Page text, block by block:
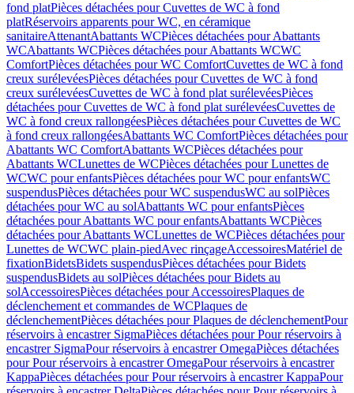
fond platPièces détachées pour Cuvettes de WC à fond
platRéservoirs apparents pour WC, en céramique
sanitaireAttenantAbattants WCPièces détachées pour Abattants
WCAbattants WCPièces détachées pour Abattants WCWC
ComfortPièces détachées pour WC ComfortCuvettes de WC à fond
creux surélevéesPièces détachées pour Cuvettes de WC à fond
creux surélevéesCuvettes de WC à fond plat surélevéesPièces
détachées pour Cuvettes de WC à fond plat surélevéesCuvettes de
WC à fond creux rallongéesPièces détachées pour Cuvettes de WC
à fond creux rallongéesAbattants WC ComfortPièces détachées pour
Abattants WC ComfortAbattants WCPièces détachées pour
Abattants WCLunettes de WCPièces détachées pour Lunettes de
WCWC pour enfantsPièces détachées pour WC pour enfantsWC
suspendusPièces détachées pour WC suspendusWC au solPièces
détachées pour WC au solAbattants WC pour enfantsPièces
détachées pour Abattants WC pour enfantsAbattants WCPièces
détachées pour Abattants WCLunettes de WCPièces détachées pour
Lunettes de WCWC plain-piedAvec rinçageAccessoiresMatériel de
fixationBidetsBidets suspendusPièces détachées pour Bidets
suspendusBidets au solPièces détachées pour Bidets au
solAccessoiresPièces détachées pour AccessoiresPlaques de
déclenchement et commandes de WCPlaques de
déclenchementPièces détachées pour Plaques de déclenchementPour
réservoirs à encastrer SigmaPièces détachées pour Pour réservoirs à
encastrer SigmaPour réservoirs à encastrer OmegaPièces détachées
pour Pour réservoirs à encastrer OmegaPour réservoirs à encastrer
KappaPièces détachées pour Pour réservoirs à encastrer KappaPour